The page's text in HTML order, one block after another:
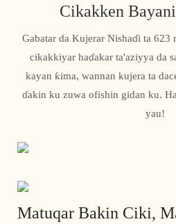
Cikakken
Gabatar da Kujerar Nishaɗi ta 623
cikakkiyar haɗakar ta'aziyya da
kayan ƙima, wannan kujera ta
ɗakin ku zuwa ofishin gidan ku.
yau!
Matuqar Bakin Ciki,